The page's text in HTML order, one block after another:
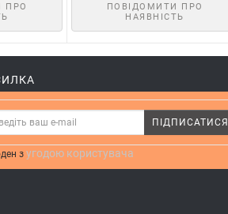
ПРО
ПОВІДОМИТИ ПРО
НАЯВНІСТЬ
ПІДПИСАТИСЯ
з угодою користувача